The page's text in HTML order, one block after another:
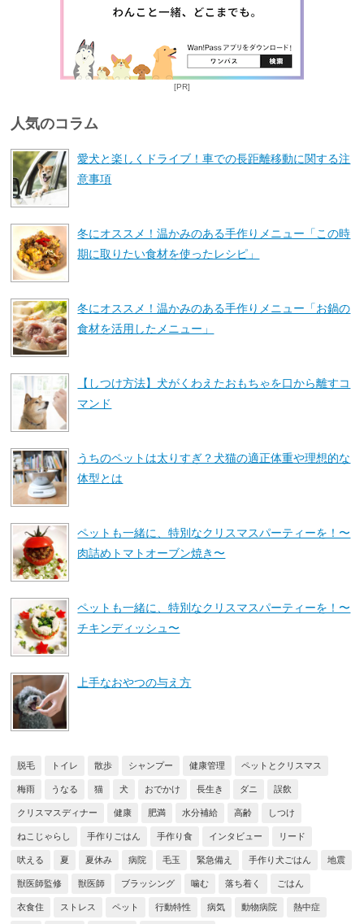
[PR]
人気のコラム
愛犬と楽しくドライブ！車での長距離移動に関する注
意事項
冬にオススメ！温かみのある手作りメニュー「この時
期に取りたい食材を使ったレシピ」
冬にオススメ！温かみのある手作りメニュー「お鍋の
食材を活用したメニュー」
【しつけ方法】犬がくわえたおもちゃを口から離すコ
マンド
うちのペットは太りすぎ？犬猫の適正体重や理想的な
体型とは
ペットも一緒に、特別なクリスマスパーティーを！〜
肉詰めトマトオーブン焼き〜
ペットも一緒に、特別なクリスマスパーティーを！〜
チキンディッシュ〜
上手なおやつの与え方
脱毛 トイレ 散歩 シャンプー 健康管理 ペットとクリスマス
梅雨 うなる 猫 犬 おでかけ 長生き ダニ 誤飲
クリスマスディナー 健康 肥満 水分補給 高齢 しつけ
ねこじゃらし 手作りごはん 手作り食 インタビュー リード
吠える 夏 夏休み 病院 毛玉 緊急備え 手作り犬ごはん 地震
獣医師監修 獣医師 ブラッシング 噛む 落ち着く ごはん
衣食住 ストレス ペット 行動特性 病気 動物病院 熱中症